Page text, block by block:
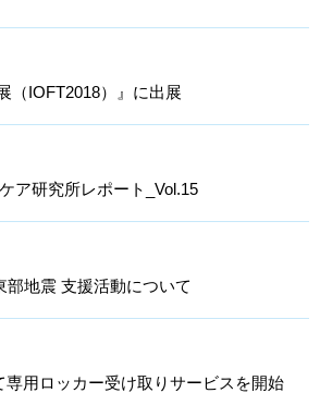
（IOFT2018）』に出展
ア研究所レポート_Vol.15
部地震 支援活動について
専用ロッカー受け取りサービスを開始